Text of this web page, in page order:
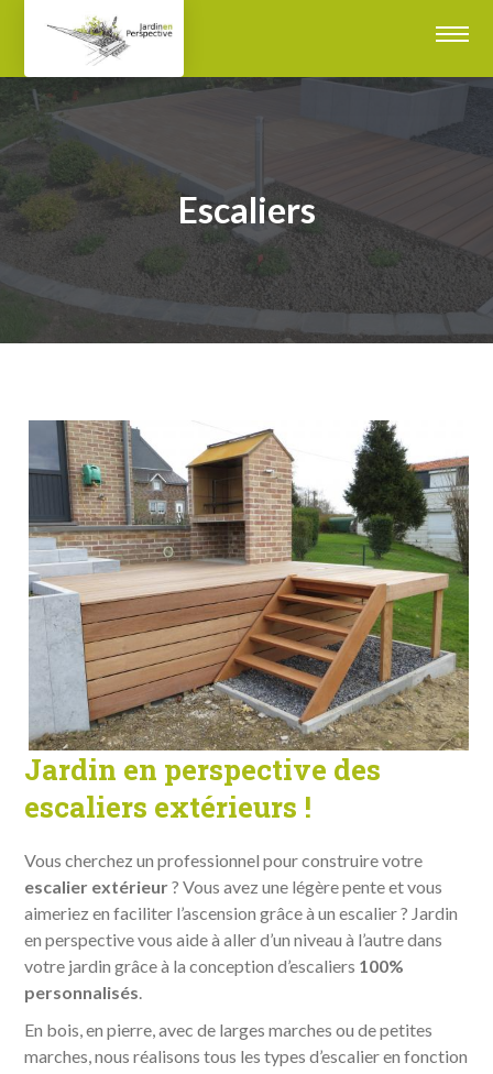
Escaliers
Jardin en perspective des
escaliers extérieurs !
Vous cherchez un professionnel pour construire votre
escalier extérieur? Vous avez une légère pente et vous
aimeriez en faciliter l’ascension grâce à un escalier ? Jardin
en perspective vous aide à aller d’un niveau à l’autre dans
votre jardin grâce à la conception d’escaliers 100%
personnalisés.
En bois, en pierre, avec de larges marches ou de petites
marches, nous réalisons tous les types d’escalier en fonction